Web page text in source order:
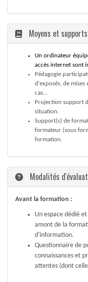
Moyens et
Un ordinateur
accès internet sont
Pédagogie
d'exposés, de
cas…
Projection support
situation.
Support(s) de
formateur (sous
formation.
Modalités
Avant la formation :
Un espace dédié
amont de la
d'information.
Questionnaire de
connaissances et
attentes (dont